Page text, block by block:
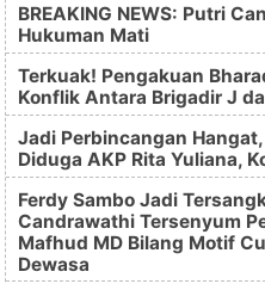
BREAKING NEWS: Putri
Hukuman Mati
Terkuak! Pengakuan
Konflik Antara Brigadir J
Jadi Perbincangan
Diduga AKP Rita Yuliana,
Ferdy Sambo Jadi
Candrawathi Tersenyum
Mafhud MD Bilang Motif
Dewasa